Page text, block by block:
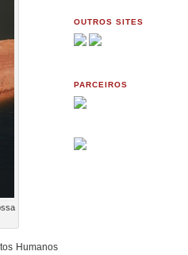
Humanos
OUTROS SITES
PARCEIROS